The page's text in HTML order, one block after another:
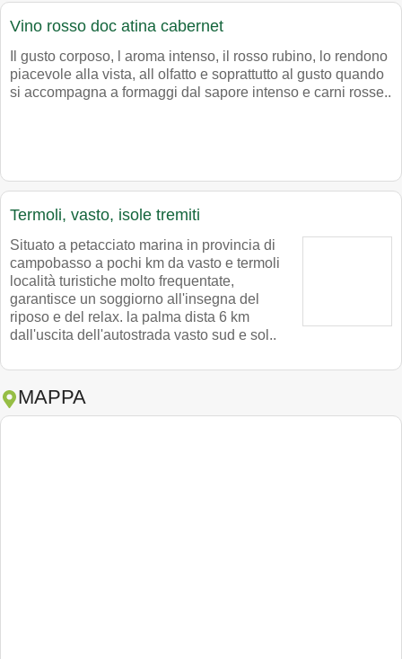
Vino rosso doc atina cabernet
Il gusto corposo, l aroma intenso, il rosso rubino, lo rendono
piacevole alla vista, all olfatto e soprattutto al gusto quando
si accompagna a formaggi dal sapore intenso e carni rosse..
Termoli, vasto, isole tremiti
Situato a petacciato marina in provincia di
campobasso a pochi km da vasto e termoli
località turistiche molto frequentate,
garantisce un soggiorno all'insegna del
riposo e del relax. la palma dista 6 km
dall'uscita dell'autostrada vasto sud e sol..
MAPPA